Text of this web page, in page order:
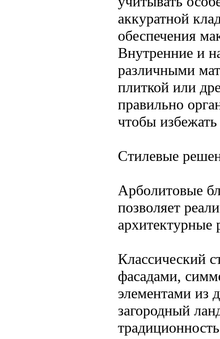
аккуратной
обеспечения
Внутренние и
различными
плиткой или
правильно
чтобы
Стилевые
Арболитовые
позволяет
архитектурные
Классический
фасадами,
элементами из
загородный